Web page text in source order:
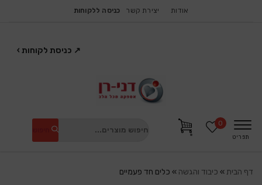
אודות יצירת קשר כניסה ללקוחות
↗ כניסת לקוחות ›
תפריט
0
דף הבית» כיבוד והגשה » כלים חד פעמיים